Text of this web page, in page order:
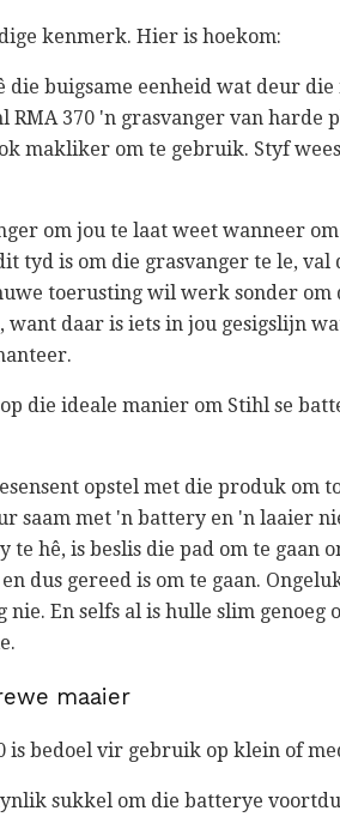
kenmerk. Hier is hoekom:
buigsame eenheid wat deur
370 'n grasvanger van harde
makliker om te gebruik. Styf
om jou te laat weet wanneer
tyd is om die grasvanger te le, val
toerusting wil werk sonder om
daar is iets in jou gesigslijn
die ideale manier om Stihl se
opstel met die produk om
saam met 'n battery en 'n laaier
hê, is beslis die pad om te gaan
dus gereed is om te gaan.
En selfs al is hulle slim
maaier
is bedoel vir gebruik op klein of
sukkel om die batterye